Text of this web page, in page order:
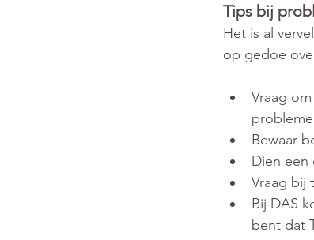
Tips bij
Het is al
op gedoe
Vraag
Bewaar
Dien een
Vraag bij
Bij DAS
bent dat